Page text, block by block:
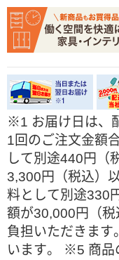
※1 お届け日は、
1回のご注文金額
して別途440円（
3,300円（税込）
料として別途330
額が30,000円（
負担いただきます
います。 ※5 商品